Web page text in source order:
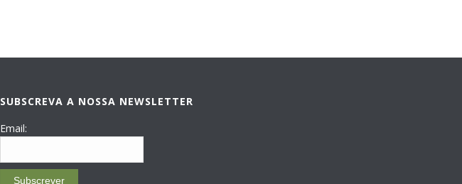
SUBSCREVA A NOSSA NEWSLETTER
Email:
Subscrever